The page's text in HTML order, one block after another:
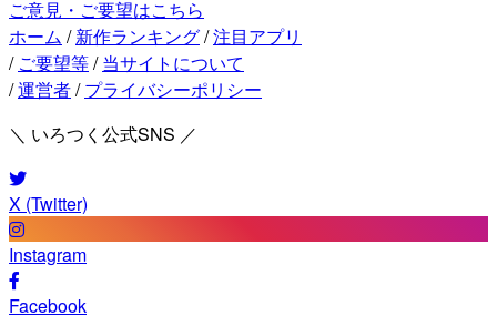
ご意見・ご要望はこちら
ホーム / 新作ランキング/注目アプリ
/ ご要望等/ 当サイトについて
/運営者/ プライバシーポリシー
＼ いろつく公式SNS ／
X (Twitter)
Instagram
Facebook